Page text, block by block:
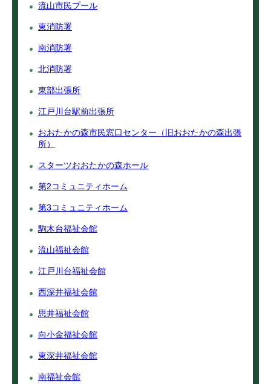
流山市民プール
東消防署
南消防署
北消防署
東部出張所
江戸川台駅前出張所
おおたかの森市民窓口センター（旧おおたかの森出張
所）
スターツおおたかの森ホール
第2コミュニティホーム
第3コミュニティホーム
駒木台福祉会館
流山福祉会館
江戸川台福祉会館
西深井福祉会館
思井福祉会館
向小金福祉会館
東深井福祉会館
南福祉会館